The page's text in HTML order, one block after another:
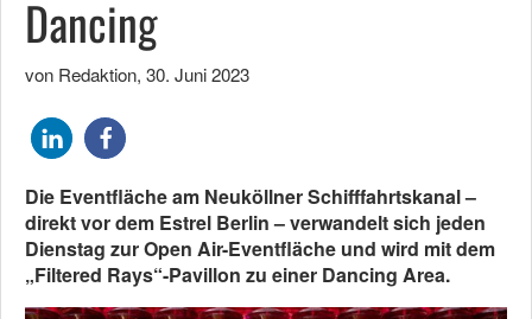
Dancing
von Redaktion, 30. Juni 2023
Die Eventfläche am Neuköllner Schifffahrtskanal –
direkt vor dem Estrel Berlin – verwandelt sich jeden
Dienstag zur Open Air-Eventfläche und wird mit dem
„Filtered Rays“-Pavillon zu einer Dancing Area.